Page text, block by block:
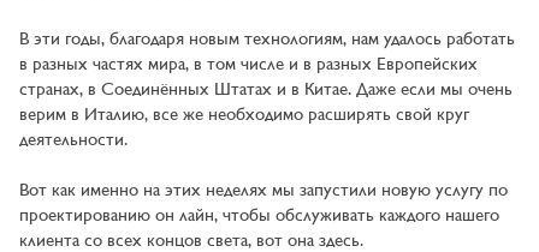
В эти годы, благодаря новым технологиям, нам удалось работать
в разных частях мира, в том числе и в разных Европейских
странах, в Соединённых Штатах и в Китае. Даже если мы очень
верим в Италию, все же необходимо расширять свой круг
деятельности.
Вот как именно на этих неделях мы запустили новую услугу по
проектированию он лайн, чтобы обслуживать каждого нашего
клиента со всех концов света, вот она здесь.